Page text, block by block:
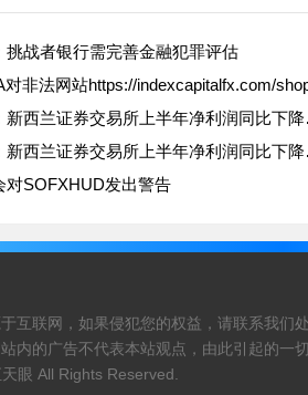
挑战者银行需完善金融犯罪评估
对非法网站https://indexcapitalfx.com/
今日
今日
对SOFXHUD发出警告
互联网，如果侵犯您的权益，请联系我们
内的广告不代表本站观点，由此引起的一
眼 All Rights Reserved.